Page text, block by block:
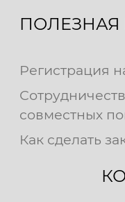
Регистрация
совместных
Как сделать